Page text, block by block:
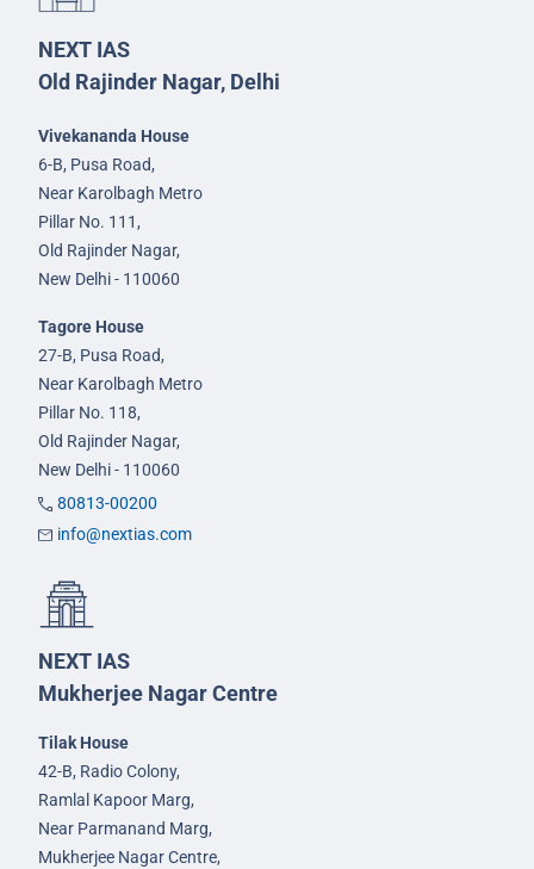
NEXT IAS
Old Rajinder Nagar, Delhi
Vivekananda House
6-B, Pusa Road,
Near Karolbagh Metro
Pillar No. 111,
Old Rajinder Nagar,
New Delhi - 110060
Tagore House
27-B, Pusa Road,
Near Karolbagh Metro
Pillar No. 118,
Old Rajinder Nagar,
New Delhi - 110060
80813-00200
info@nextias.com
NEXT IAS
Mukherjee Nagar Centre
Tilak House
42-B, Radio Colony,
Ramlal Kapoor Marg,
Near Parmanand Marg,
Mukherjee Nagar Centre,